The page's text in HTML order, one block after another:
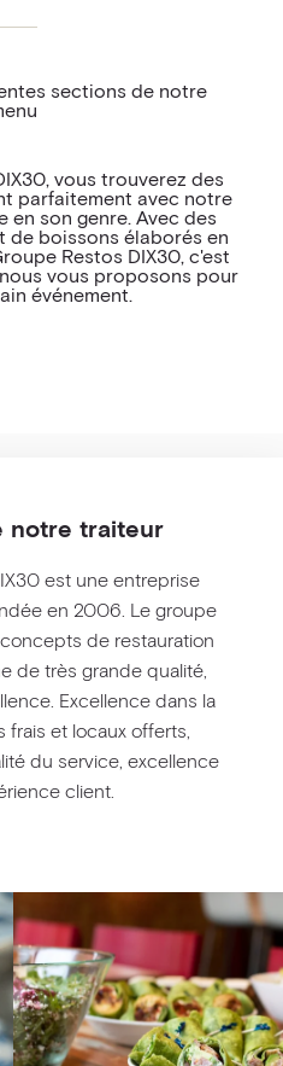
sections de notre
vous trouverez des
parfaitement avec notre
en son genre. Avec des
de boissons élaborés en
Restos DIX30, c'est
vous proposons pour
événement.
notre traiteur
est une entreprise
en 2006. Le groupe
de restauration
de très grande qualité,
Excellence dans la
et locaux offerts,
du service, excellence
client.